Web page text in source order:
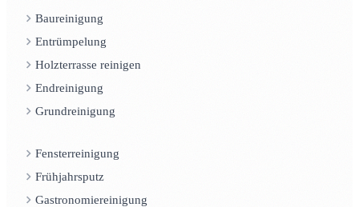
Baureinigung
Entrümpelung
Holzterrasse reinigen
Endreinigung
Grundreinigung
Fensterreinigung
Frühjahrsputz
Gastronomiereinigung